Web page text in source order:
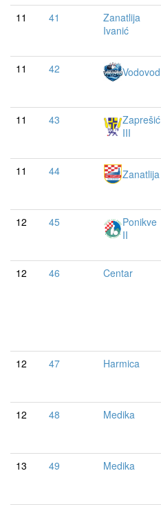
11
41
Zanatlija
Ivanić
11
42 Vodovod
11
43
Zaprešić
III
11
44 Zanatlija
12
45
Ponikve
II
12
46 Centar
12 47 Harmica
12
48 Medika
13
49 Medika